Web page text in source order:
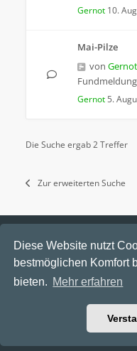
Diese Website nutzt
bestmöglichen Komfort
bieten. Mehr erfahren
Gernot 10.
Mai-Pilze
von Gernot
Gernot 5.
Die Suche ergab 2 Treffer
Zur erweiterten Suche
Funga Austria FAQ
Alle
Aktuelle
Powered byphpBB®
Ravaio